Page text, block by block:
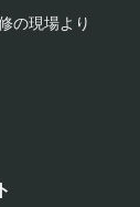
の現場より